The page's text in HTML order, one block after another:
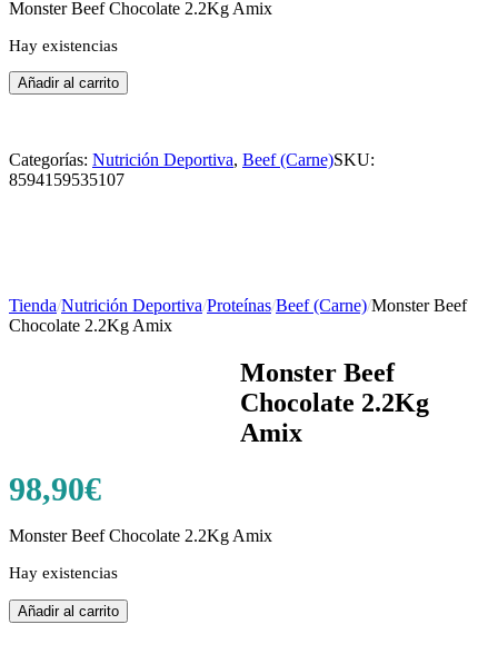
Monster Beef Chocolate 2.2Kg Amix
Hay existencias
Monster
Beef
Amix
cantidad
Añadir al carrito
Categorías: Nutrición Deportiva, Beef (Carne)SKU:
8594159535107
Tienda/Nutrición Deportiva/Proteínas/Beef (Carne)/Monster Beef
Chocolate 2.2Kg Amix
Monster Beef
Chocolate 2.2Kg
Amix
98,90€
Monster Beef Chocolate 2.2Kg Amix
Hay existencias
Monster
Beef
Añadir al carrito